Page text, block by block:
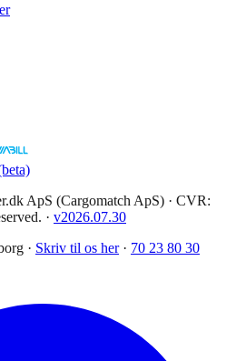
ApS (Cargomatch ApS) · CVR:
· v2026.07.30
· Skriv til os her · 70 23 80 30